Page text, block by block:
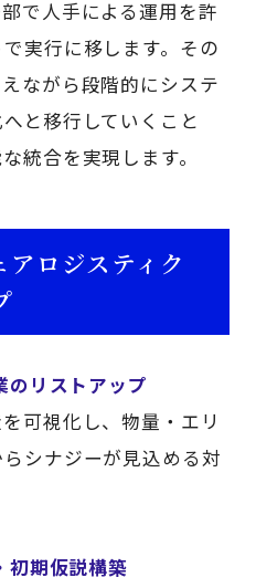
で人手による運用を許
実行に移します。その
ながら段階的にシステ
と移行していくこと
統合を実現します。
ロジスティク
リストアップ
可視化し、物量・エリ
シナジーが見込める対
期仮説構築